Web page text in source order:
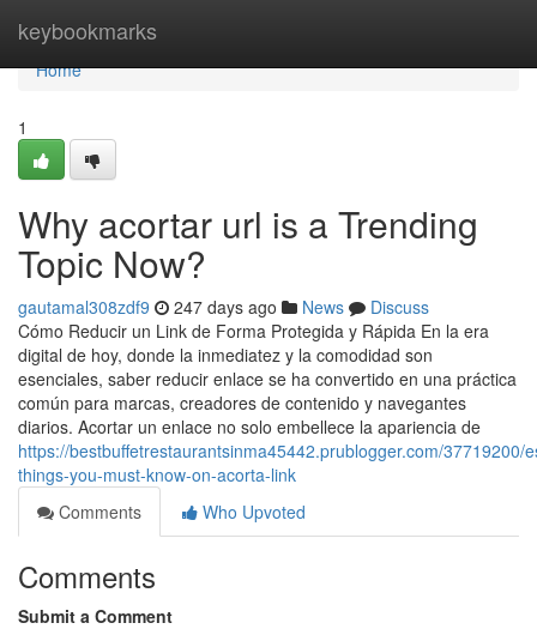
keybookmarks
Home
Home
1
Why acortar url is a Trending
Topic Now?
gautamal308zdf9 247 days ago News
Discuss
Cómo Reducir un Link de Forma Protegida y Rápida En la era
digital de hoy, donde la inmediatez y la comodidad son
esenciales, saber reducir enlace se ha convertido en una práctica
común para marcas, creadores de contenido y navegantes
diarios. Acortar un enlace no solo embellece la apariencia de
https://bestbuffetrestaurantsinma45442.prublogger.com/37719200/
things-you-must-know-on-acorta-link
Comments
Who Upvoted
Comments
Submit a Comment